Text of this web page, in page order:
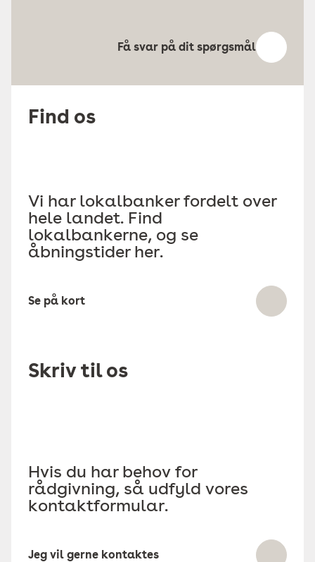
Få svar på dit spørgsmål
Find os
Vi har lokalbanker fordelt over
hele landet. Find
lokalbankerne, og se
åbningstider her.
Se på kort
Skriv til os
Hvis du har behov for
rådgivning, så udfyld vores
kontaktformular.
Jeg vil gerne kontaktes